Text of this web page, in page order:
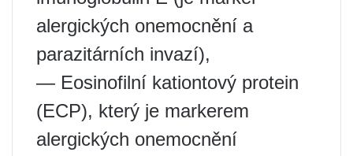
alergických onemocnění a
parazitárních invazí),
— Eosinofilní kationtový protein
(ECP), který je markerem
alergických onemocnění